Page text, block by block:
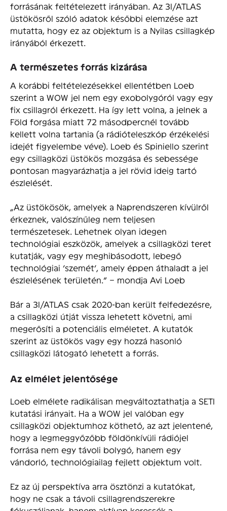
forrásának feltételezett irányában. Az 3I/ATLAS
üstökösről szóló adatok későbbi elemzése azt
mutatta, hogy ez az objektum is a Nyilas csillagkép
irányából érkezett.
A természetes forrás kizárása
A korábbi feltételezésekkel ellentétben Loeb
szerint a WOW jel nem egy exobolygóról vagy egy
fix csillagról érkezett. Ha így lett volna, a jelnek a
Föld forgása miatt 72 másodpercnél tovább
kellett volna tartania (a rádióteleszkóp érzékelési
idejét figyelembe véve). Loeb és Spiniello szerint
egy csillagközi üstökös mozgása és sebessége
pontosan magyarázhatja a jel rövid ideig tartó
észlelését.
„Az üstökösök, amelyek a Naprendszeren kívülről
érkeznek, valószínűleg nem teljesen
természetesek. Lehetnek olyan idegen
technológiai eszközök, amelyek a csillagközi teret
kutatják, vagy egy meghibásodott, lebegő
technológiai ‘szemét’, amely éppen áthaladt a jel
észlelésének területén.” – mondja Avi Loeb
Bár a 3I/ATLAS csak 2020-ban került felfedezésre,
a csillagközi útját vissza lehetett követni, ami
megerősíti a potenciális elméletet. A kutatók
szerint az üstökös vagy egy hozzá hasonló
csillagközi látogató lehetett a forrás.
Az elmélet jelentősége
Loeb elmélete radikálisan megváltoztathatja a SETI
kutatási irányait. Ha a WOW jel valóban egy
csillagközi objektumhoz köthető, az azt jelentené,
hogy a legmeggyőzőbb földönkívüli rádiójel
forrása nem egy távoli bolygó, hanem egy
vándorló, technológiailag fejlett objektum volt.
Ez az új perspektíva arra ösztönzi a kutatókat,
hogy ne csak a távoli csillagrendszerekre